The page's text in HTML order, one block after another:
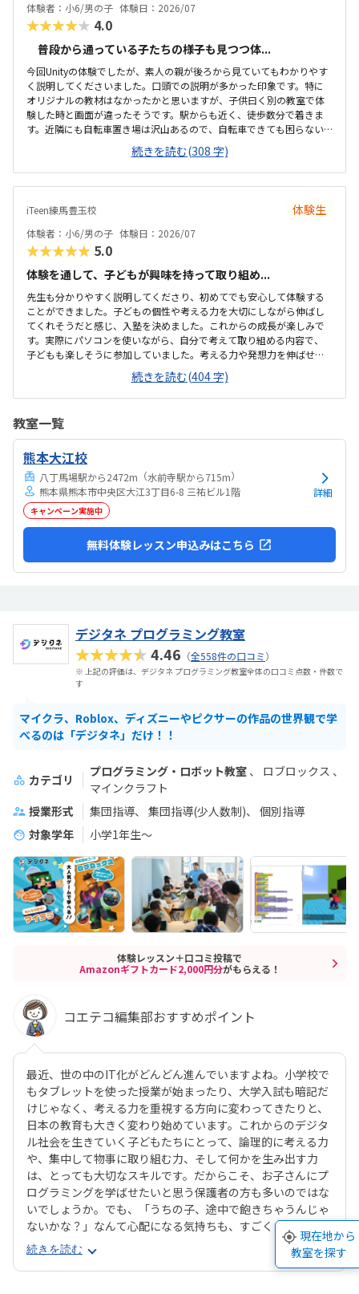
体験者：小6/男の子 体験日：2026/07
★★★★★ 4.0
普段から通っている子たちの様子も見つつ体...
今回Unityの体験でしたが、素人の親が後ろから見ていてもわかりやす
く説明してくださいました。口頭での説明が多かった印象です。特に
オリジナルの教材はなかったかと思いますが、子供曰く別の教室で体
験した時と画面が違ったそうです。駅からも近く、徒歩数分で着きま
す。近隣にも自転車置き場は沢山あるので、自転車できても困らない
と思います。たまたまかと思いますが、どちらかというと質問が多い
子がいて先生が大変そうな雰囲気がありました。近隣の同じような教
室に比べて大体同じくらいの金額かと思います。2人体制か4人体制が
選べて良いと思います。先生の雰囲気が落ちいて優しいのが良かった
続きを読む(308 字)
iTeen練馬豊玉校 体験生
体験者：小6/男の子 体験日：2026/07
★★★★★ 5.0
体験を通して、子どもが興味を持って取り組め...
先生も分かりやすく説明してくださり、初めてでも安心して体験する
ことができました。子どもの個性や考える力を大切にしながら伸ばし
てくれそうだと感じ、入塾を決めました。これからの成長が楽しみで
す。実際にパソコンを使いながら、自分で考えて取り組める内容で、
子どもも楽しそうに参加していました。考える力や発想力を伸ばせそ
うなカリキュラムだと感じました。自転車で通えるため、子どもが自
分で通いやすいところが良かった。通う負担が少なく、続けやすい環
境だと感じた。落ち着いた雰囲気の教室で、設備も必要なものが揃っ
じました。料金については、決して安いものではありませんが、内容
やサポート面を考えると納得できる料金設定だと感じました。体験を
通して、子どもが楽しみながら取り組めたことが良かったです。「もっ
とやってみたい」と興味を持てたことが、親として嬉...
続きを読む(404 字)
教室一覧
熊本大江校
八丁馬場駅から2472m （水前寺駅から715m）
熊本県熊本市中央区大江3丁目6-8 三祐ビル1階
キャンペーン実施中
詳細
無料体験レッスン申込みはこちら
デジタネ プログラミング教室
★★★★★4.46 （全558件の口コミ）
※ 上記の評価は、デジタネ プログラミング教室全体の口コミ点数・件数で
す
マイクラ、Roblox、ディズニーやピクサーの作品の世界観で学
べるのは「デジタネ」だけ！！
カテゴリ
プログラミング・ロボット教室
ロブロックス
マインクラフト
授業形式
集団指導 集団指導(少人数制)
個別指導
対象学年
小学1年生～
体験レッスン＋口コミ投稿で
Amazonギフトカード2,000円分がもらえる！
コエテコ編集部おすすめポイント
最近、世の中のIT化がどんどん進んでいますよね。小学校で
もタブレットを使った授業が始まったり、大学入試も暗記だ
けじゃなく、考える力を重視する方向に変わってきたりと、
日本の教育も大きく変わり始めています。これからのデジタ
ル社会を生きていく子どもたちにとって、論理的に考える力
や、集中して物事に取り組む力、そして何かを生み出す力
は、とっても大切なスキルです。だからこそ、お子さんにプ
ログラミングを学ばせたいと思う保護者の方も多いのではな
いでしょうか。でも、「うちの子、途中で飽きちゃうんじゃ
ないかな？」なんて心配になる気持ちも、すごくよく分かり
ます。そんな方にぜひおすすめしたいのが、デジタネプログ
ラミング教室なんです。デジタネには、子どもたちが夢中に
なって取り組める工夫がたくさんあります。特にお子様たち
続きを読む
現在地から
教室を探す